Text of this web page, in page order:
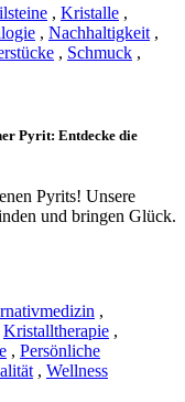
, Kristalle ,
, Nachhaltigkeit ,
, Schmuck ,
Pyrit: Entdecke die
Pyrits! Unsere
und bringen Glück.
,
Kristalltherapie ,
, Persönliche
, Wellness